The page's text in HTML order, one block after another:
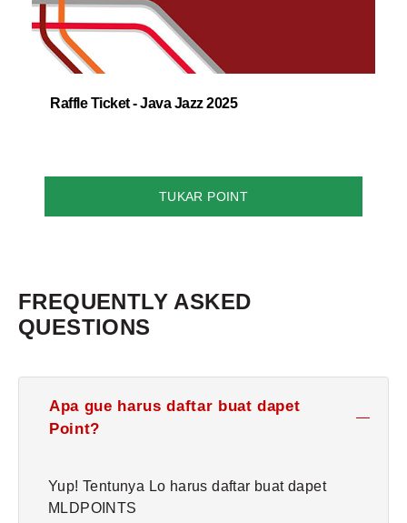
Raffle Ticket - Java Jazz 2025
TUKAR POINT
FREQUENTLY ASKED
QUESTIONS
Apa gue harus daftar buat dapet
Point?
Yup! Tentunya Lo harus daftar buat dapet
MLDPOINTS